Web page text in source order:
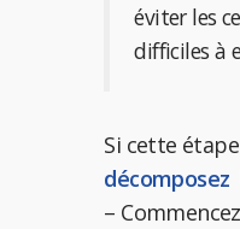
éviter les
difficiles à
Si cette
décomposez
–